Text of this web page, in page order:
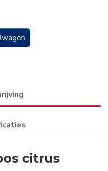
citrus